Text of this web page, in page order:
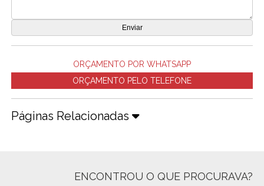
ORÇAMENTO POR WHATSAPP
ORÇAMENTO PELO TELEFONE
Páginas Relacionadas
ENCONTROU O QUE PROCURAVA?